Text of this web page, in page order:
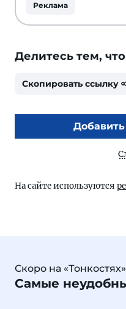
Реклама
Делитесь тем,
Скопировать ссылку
На сайте используются
Скоро на
Самые